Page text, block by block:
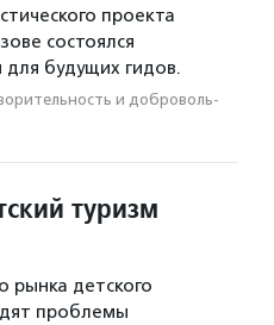
проекта
состоялся
будущих гидов.
и доброволь­
туризм
рынка детского
проблемы